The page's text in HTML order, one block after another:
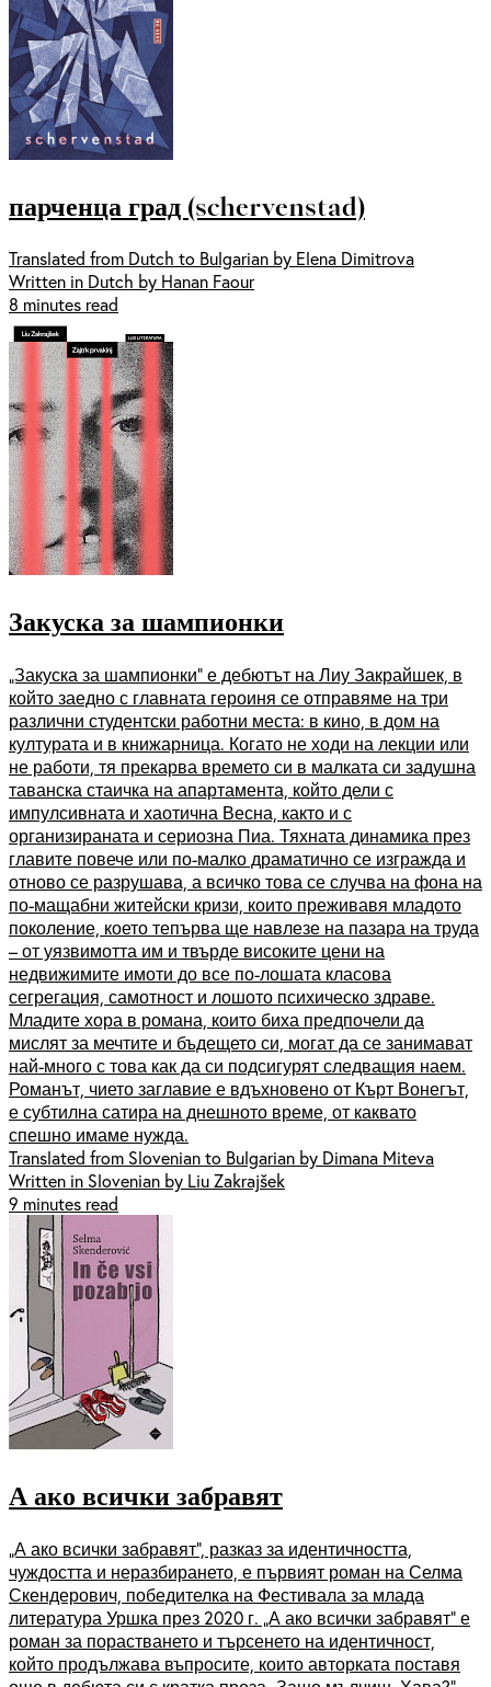
парченца град (schervenstad)
Translated from Dutch to Bulgarian by Elena Dimitrova
Written in Dutch by Hanan Faour
8 minutes read
Закуска за шампионки
„Закуска за шампионки“ е дебютът на Лиу Закрайшек, в
който заедно с главната героиня се отправяме на три
различни студентски работни места: в кино, в дом на
културата и в книжарница. Когато не ходи на лекции или
не работи, тя прекарва времето си в малката си задушна
таванска стаичка на апартамента, който дели с
импулсивната и хаотична Весна, както и с
организираната и сериозна Пиа. Тяхната динамика през
главите повече или по-малко драматично се изгражда и
отново се разрушава, а всичко това се случва на фона на
по-мащабни житейски кризи, които преживавя младото
поколение, което тепърва ще навлезе на пазара на труда
– от уязвимотта им и твърде високите цени на
недвижимите имоти до все по-лошата класова
сегрегация, самотност и лошото психическо здраве.
Младите хора в романа, които биха предпочели да
мислят за мечтите и бъдещето си, могат да се занимават
най-много с това как да си подсигурят следващия наем.
Романът, чието заглавие е вдъхновено от Кърт Вонегът,
е субтилна сатира на днешното време, от каквато
спешно имаме нужда.
Translated from Slovenian to Bulgarian by Dimana Miteva
Written in Slovenian by Liu Zakrajšek
9 minutes read
А ако всички забравят
„А ако всички забравят“, разказ за идентичността,
чуждостта и неразбирането, е първият роман на Селма
Скендерович, победителка на Фестивала за млада
литература Уршка през 2020 г. „А ако всички забравят“ е
роман за порастването и търсенето на идентичност,
който продължава въпросите, които авторката поставя